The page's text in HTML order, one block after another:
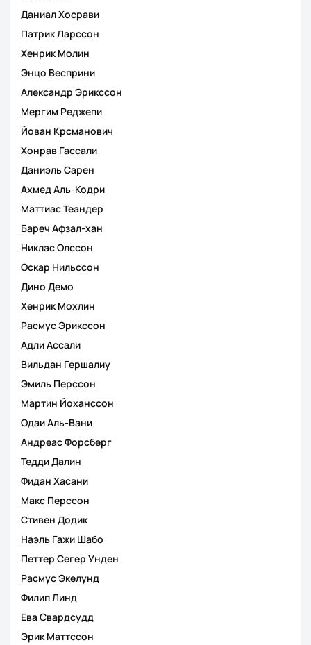
Даниал Хосрави
Патрик Ларссон
Хенрик Молин
Энцо Весприни
Александр Эрикссон
Мергим Реджепи
Йован Крсманович
Хонрав Гассали
Даниэль Сарен
Ахмед Аль-Кодри
Маттиас Теандер
Бареч Афзал-хан
Никлас Олссон
Оскар Нильссон
Дино Демо
Хенрик Мохлин
Расмус Эрикссон
Адли Ассали
Вильдан Гершалиу
Эмиль Перссон
Мартин Йоханссон
Одаи Аль-Вани
Андреас Форсберг
Тедди Далин
Фидан Хасани
Макс Перссон
Стивен Додик
Наэль Гажи Шабо
Петтер Сегер Унден
Расмус Экелунд
Филип Линд
Ева Свардсудд
Эрик Маттссон